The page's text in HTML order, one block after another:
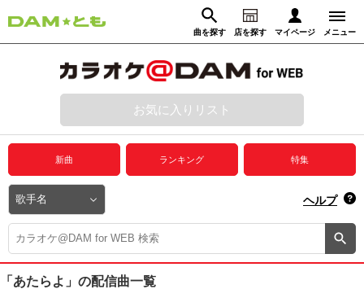
曲を探す 店を探す マイページ メニュー
動画からさがす 録音からさがす
ログイン
プレミアムサービス
DAM★とも動画
DAM★とも録音
カラオケ＠DAM
お気に入りリスト
新曲 ランキング 特集
ヘルプ
「あたらよ」 の配信曲一覧